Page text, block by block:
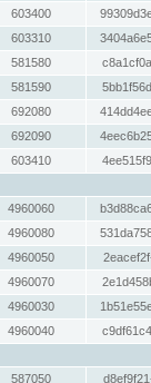
603400
603310
581580
581590
692080
692090
603410
4960060
4960080
4960050
4960070
4960030
4960040
587050